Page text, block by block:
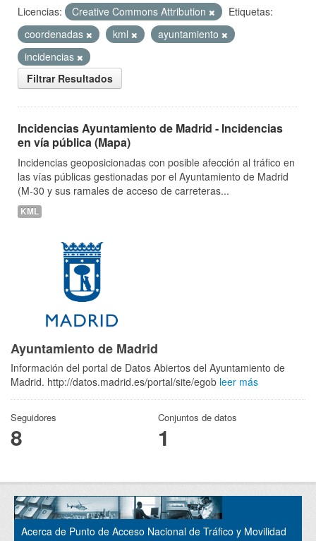
Licencias: Creative Commons Attribution
Etiquetas:
coordenadas
kml
ayuntamiento
incidencias
Filtrar Resultados
Incidencias Ayuntamiento de Madrid - Incidencias
en vía pública (Mapa)
Incidencias geoposicionadas con posible afección al tráfico en
las vías públicas gestionadas por el Ayuntamiento de Madrid
(M-30 y sus ramales de acceso de carreteras...
KML
Ayuntamiento de Madrid
Información del portal de Datos Abiertos del Ayuntamiento de
Madrid. http://datos.madrid.es/portal/site/egob leer más
Seguidores
8
Conjuntos de datos
1
Acerca de Punto de Acceso Nacional de Tráfico y Movilidad